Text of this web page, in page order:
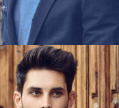
कृपया चुने
Raw Preset #3